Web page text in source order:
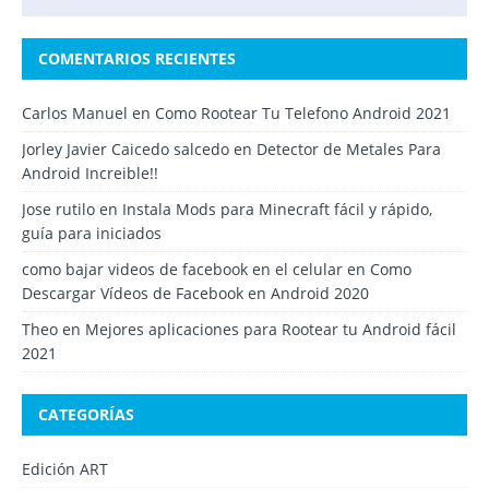
COMENTARIOS RECIENTES
Carlos Manuel en Como Rootear Tu Telefono Android 2021
Jorley Javier Caicedo salcedo en Detector de Metales Para
Android Increible!!
Jose rutilo en Instala Mods para Minecraft fácil y rápido,
guía para iniciados
como bajar videos de facebook en el celular en Como
Descargar Vídeos de Facebook en Android 2020
Theo en Mejores aplicaciones para Rootear tu Android fácil
2021
CATEGORÍAS
Edición ART